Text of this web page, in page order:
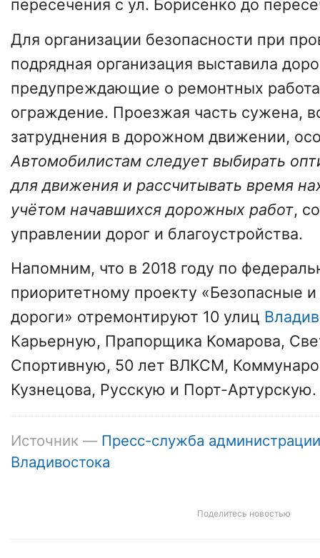
пересечения с ул. Борисенко до
Для организации безопасности при
подрядная организация выставила
предупреждающие о ремонтных
ограждение. Проезжая часть сужена,
затруднения в дорожном движении,
Автомобилистам следует выбирать
для движения и рассчитывать время
учётом начавшихся дорожных работ,
управлении дорог и благоустройства.
Напомним, что в 2018 году по
приоритетному проекту «Безопасные
дороги» отремонтируют 10 улиц
Карьерную, Прапорщика Комарова,
Спортивную, 50 лет ВЛКСМ,
Кузнецова, Русскую и Порт-Артурскую.
Источник — Пресс-служба администрации
Владивостока
Поделитесь новостью